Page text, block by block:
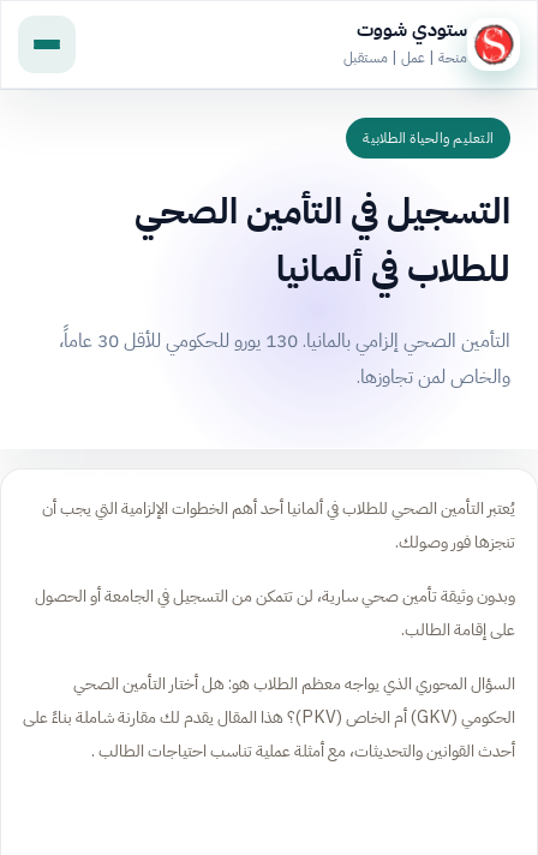
ستودي شووت
منحة | عمل | مستقبل
التعليم والحياة الطلابية
التسجيل في التأمين الصحي
للطلاب في ألمانيا
التأمين الصحي إلزامي بالمانيا. 130 يورو للحكومي للأقل 30 عاماً،
والخاص لمن تجاوزها.
يُعتبر التأمين الصحي للطلاب في ألمانيا أحد أهم الخطوات الإلزامية التي يجب أن
تنجزها فور وصولك.
وبدون وثيقة تأمين صحي سارية، لن تتمكن من التسجيل في الجامعة أو الحصول
على إقامة الطالب.
السؤال المحوري الذي يواجه معظم الطلاب هو: هل أختار التأمين الصحي
الحكومي (GKV) أم الخاص (PKV)؟ هذا المقال يقدم لك مقارنة شاملة بناءً على
أحدث القوانين والتحديثات، مع أمثلة عملية تناسب احتياجات الطالب .